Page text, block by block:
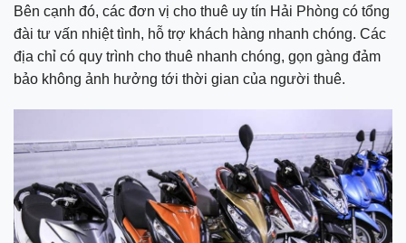
Bên cạnh đó, các đơn vị cho thuê uy tín Hải Phòng có tổng
đài tư vấn nhiệt tình, hỗ trợ khách hàng nhanh chóng. Các
địa chỉ có quy trình cho thuê nhanh chóng, gọn gàng đảm
bảo không ảnh hưởng tới thời gian của người thuê.